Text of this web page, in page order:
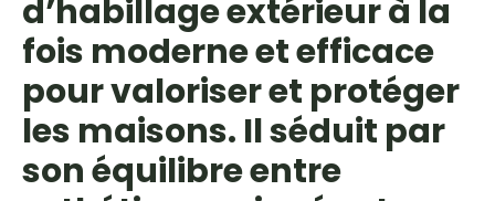
d’habillage extérieur à la
fois moderne et efficace
pour valoriser et protéger
les maisons. Il séduit par
son équilibre entre